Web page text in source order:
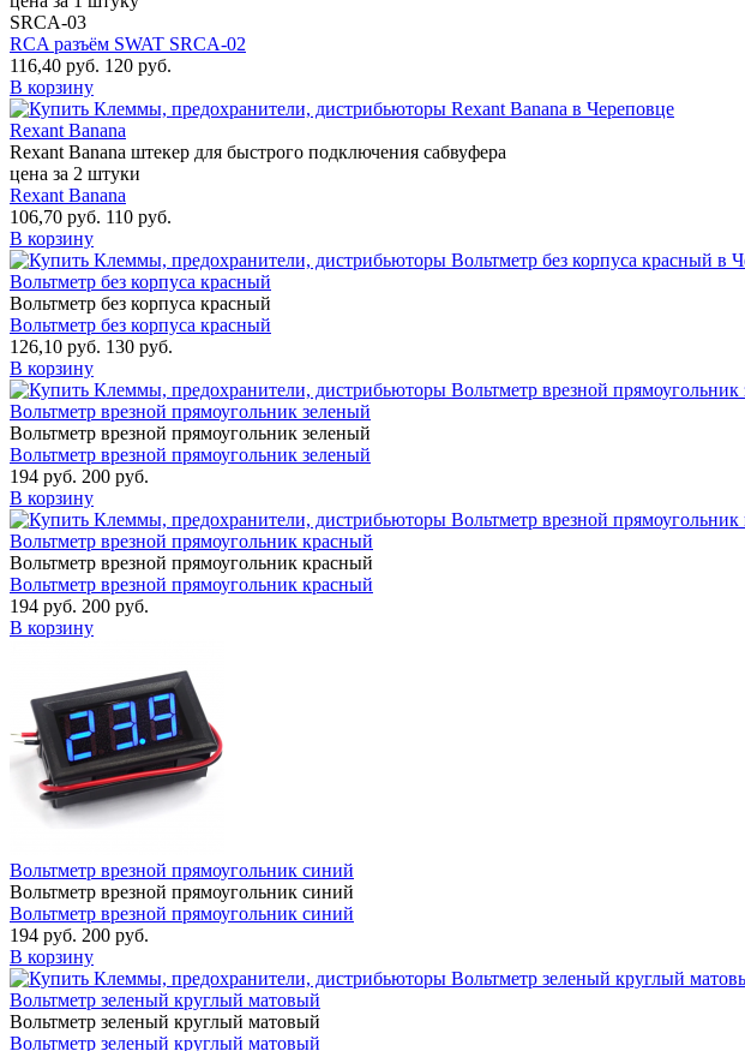
SRCA-03
RCA разъём SWAT SRCA-02
116,40 руб. 120 руб.
В корзину
Rexant Banana
Rexant Banana штекер для быстрого подключения сабвуфера
цена за 2 штуки
Rexant Banana
106,70 руб. 110 руб.
В корзину
Вольтметр без корпуса красный
Вольтметр без корпуса красный
Вольтметр без корпуса красный
126,10 руб. 130 руб.
В корзину
Вольтметр врезной прямоугольник зеленый
Вольтметр врезной прямоугольник зеленый
Вольтметр врезной прямоугольник зеленый
194 руб. 200 руб.
В корзину
Вольтметр врезной прямоугольник красный
Вольтметр врезной прямоугольник красный
Вольтметр врезной прямоугольник красный
194 руб. 200 руб.
В корзину
Вольтметр врезной прямоугольник синий
Вольтметр врезной прямоугольник синий
Вольтметр врезной прямоугольник синий
194 руб. 200 руб.
В корзину
Вольтметр зеленый круглый матовый
Вольтметр зеленый круглый матовый
Вольтметр зеленый круглый матовый